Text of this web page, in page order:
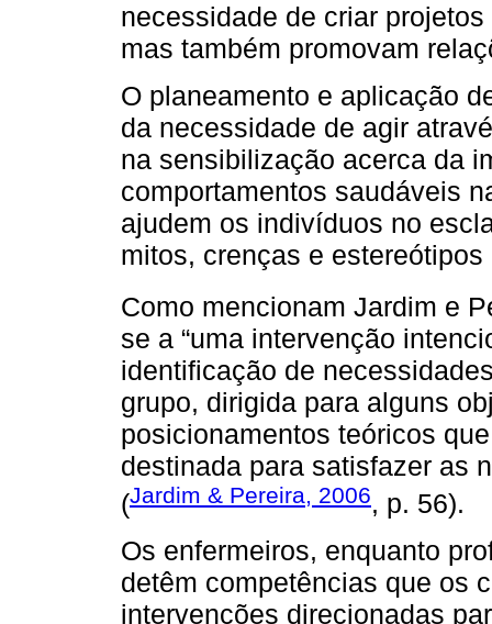
necessidade de criar
mas também promovam
O planeamento e aplicação
da necessidade de agir
na sensibilização acerca da
comportamentos saudáveis
ajudem os indivíduos no
mitos, crenças e
Como mencionam Jardim e
se a “uma intervenção
identificação de
grupo, dirigida para alguns
posicionamentos teóricos
destinada para satisfazer as
(Jardim & Pereira, 2006, p. 56).
Os enfermeiros, enquanto
detêm competências que os
intervenções direcionadas